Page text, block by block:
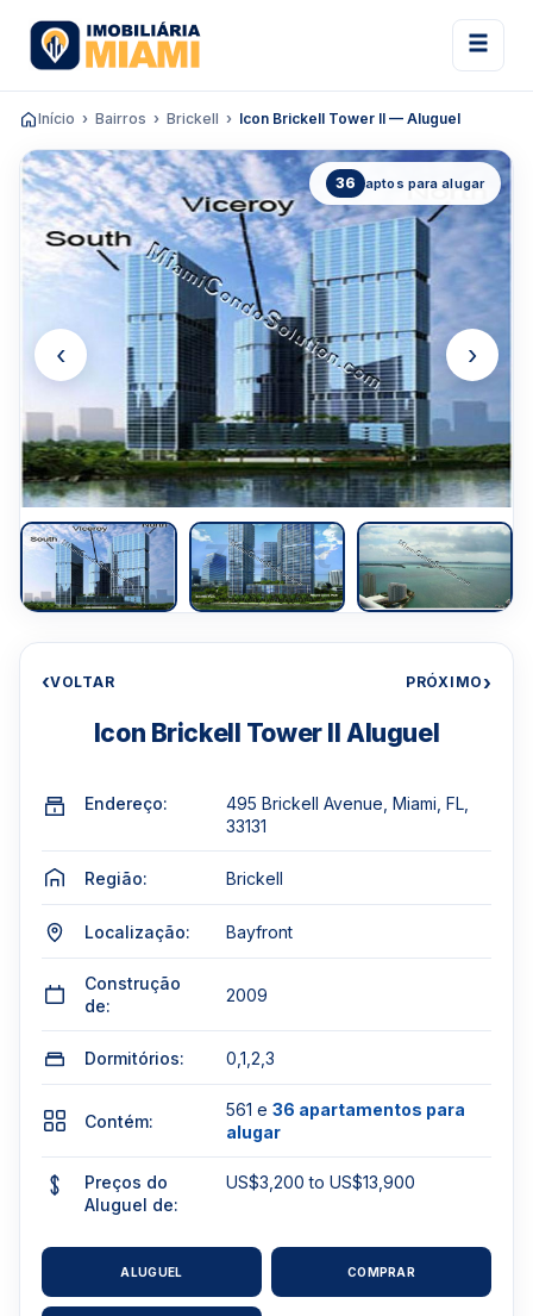
Início Bairros Brickell Icon Brickell Tower II — Aluguel
36 aptos para alugar
‹ ›
‹VOLTAR PRÓXIMO›
Icon Brickell Tower II Aluguel
Endereço:
495 Brickell Avenue, Miami, FL,
33131
Região: Brickell
Localização: Bayfront
Construção
de:
2009
Dormitórios: 0,1,2,3
Contém:
561 e 36 apartamentos para
alugar
Preços do
Aluguel de:
US$3,200 to US$13,900
ALUGUEL COMPRAR